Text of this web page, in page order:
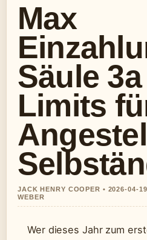
Max
Säule
Limits
JACK HENRY COOPER • 2026-04-
WEBER
Wer dieses Jahr zum